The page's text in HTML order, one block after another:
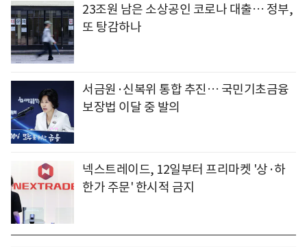
23조원 남은 소상공인 코로나 대출… 정부,
또 탕감하나
서금원·신복위 통합 추진… 국민기초금융
보장법 이달 중 발의
넥스트레이드, 12일부터 프리마켓 '상·하
한가 주문' 한시적 금지